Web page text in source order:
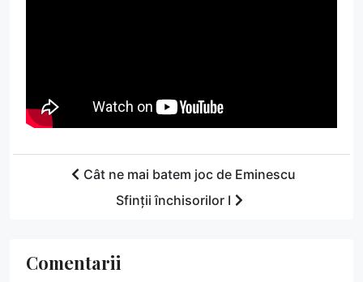
Cât ne mai batem joc de Eminescu
Sfinții închisorilor I
Comentarii